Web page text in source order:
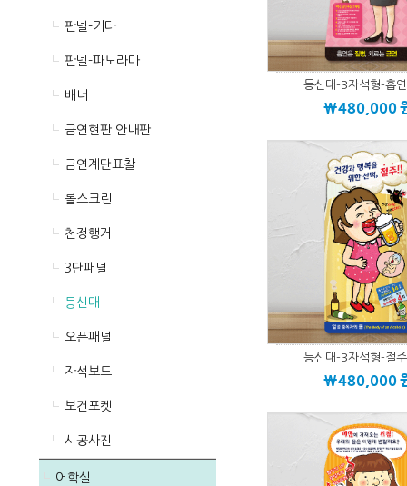
판넬-기타
판넬-파노라마
배너
금연현판.안내판
금연계단표찰
롤스크린
천정행거
3단패널
등신대
오픈패널
자석보드
보건포켓
시공사진
어학실
등신대-3자석형-흡
\480,000
등신대-3자석형-절
\480,000